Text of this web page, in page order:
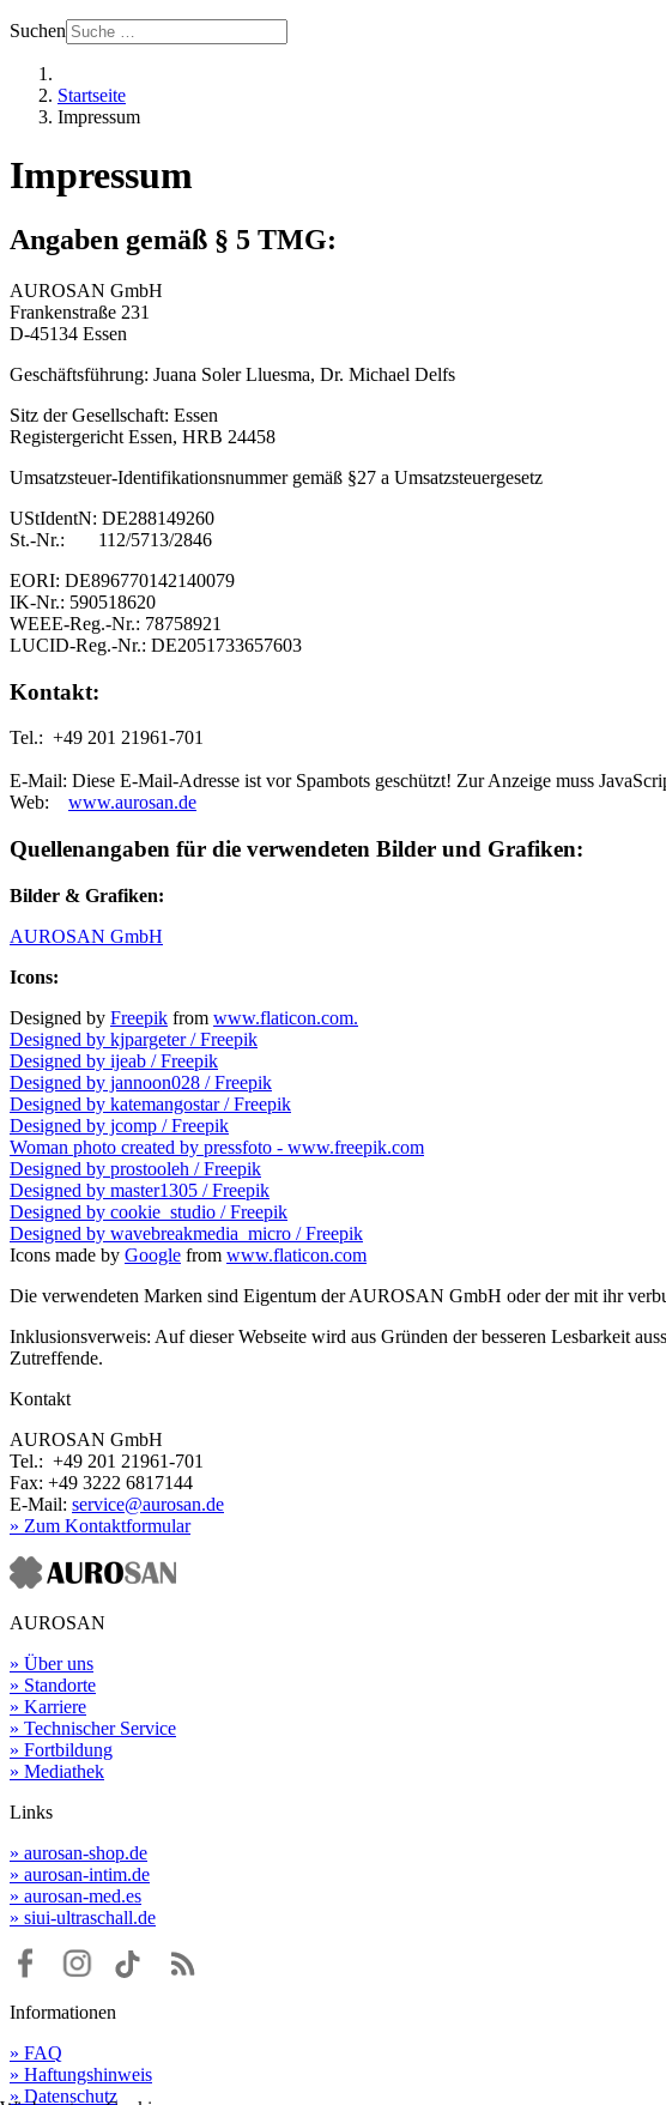
Suchen
Startseite
Impressum
Impressum
Angaben gemäß § 5 TMG:
AUROSAN GmbH
Frankenstraße 231
D-45134 Essen
Geschäftsführung: Juana Soler Lluesma, Dr. Michael Delfs
Sitz der Gesellschaft: Essen
Registergericht Essen, HRB 24458
Umsatzsteuer-Identifikationsnummer gemäß §27 a Umsatzsteuergesetz
UStIdentN: DE288149260
St.-Nr.: 112/5713/2846
EORI: DE896770142140079
IK-Nr.: 590518620
WEEE-Reg.-Nr.: 78758921
LUCID-Reg.-Nr.: DE2051733657603
Kontakt:
Tel.: +49 201 21961-701
E-Mail: Diese E-Mail-Adresse ist vor Spambots geschützt! Zur Anzeige muss
Web: www.aurosan.de
Quellenangaben für die verwendeten Bilder und Grafiken:
Bilder & Grafiken:
AUROSAN GmbH
Icons:
Designed by Freepik from www.flaticon.com.
Designed by kjpargeter / Freepik
Designed by ijeab / Freepik
Designed by jannoon028 / Freepik
Designed by katemangostar / Freepik
Designed by jcomp / Freepik
Woman photo created by pressfoto - www.freepik.com
Designed by prostooleh / Freepik
Designed by master1305 / Freepik
Designed by cookie_studio / Freepik
Designed by wavebreakmedia_micro / Freepik
Icons made by Google from www.flaticon.com
Die verwendeten Marken sind Eigentum der AUROSAN GmbH oder der mit ihr
Inklusionsverweis: Auf dieser Webseite wird aus Gründen der besseren Lesbarkeit
Zutreffende.
Kontakt
AUROSAN GmbH
Tel.: +49 201 21961-701
Fax: +49 3222 6817144
E-Mail: service@aurosan.de
» Zum Kontaktformular
AUROSAN
» Über uns
» Standorte
» Karriere
» Technischer Service
» Fortbildung
» Mediathek
Links
» aurosan-shop.de
» aurosan-intim.de
» aurosan-med.es
» siui-ultraschall.de
Informationen
» FAQ
» Haftungshinweis
» Datenschutz